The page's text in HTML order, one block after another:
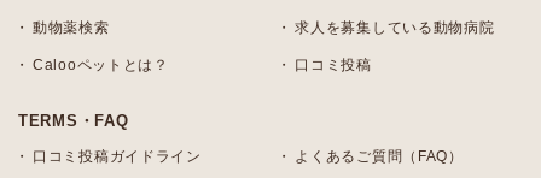
動物薬検索 求人を募集している動物病院
Calooペットとは？ 口コミ投稿
TERMS・FAQ
口コミ投稿ガイドライン よくあるご質問（FAQ）